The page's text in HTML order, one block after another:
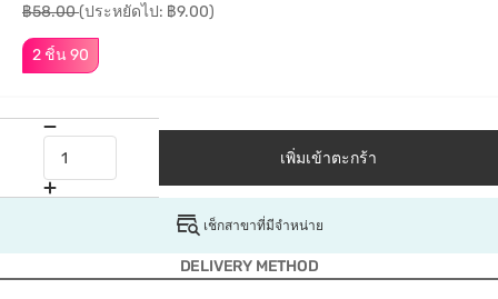
2 ชิ้น 90
฿58.00(ประหยัดไป: ฿9.00)
เพิ่มเข้าตะกร้า
เช็กสาขาที่มีจำหน่าย
DELIVERY METHOD